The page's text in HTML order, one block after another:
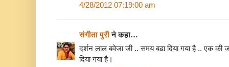
4/28/2012 07:19:00 am
संगीता पुरीने कहा…
दर्शन लाल बवेजा जी .. समय बढा दिया गया है .. एक
दिया गया है।